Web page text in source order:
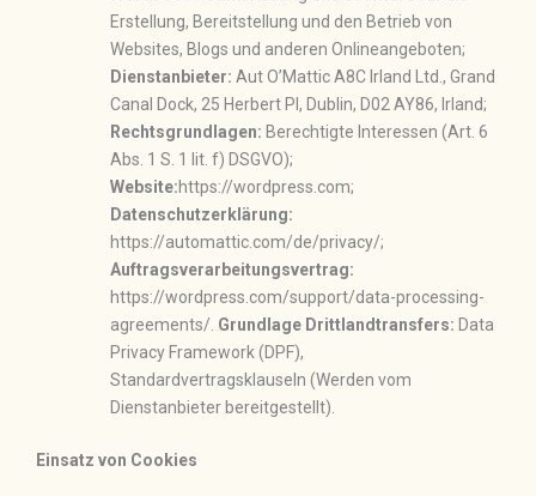
Erstellung, Bereitstellung und den Betrieb von
Websites, Blogs und anderen Onlineangeboten;
Dienstanbieter: Aut O’Mattic A8C Irland Ltd., Grand
Canal Dock, 25 Herbert Pl, Dublin, D02 AY86, Irland;
Rechtsgrundlagen: Berechtigte Interessen (Art. 6
Abs. 1 S. 1 lit. f) DSGVO);
Website:https://wordpress.com;
Datenschutzerklärung:
https://automattic.com/de/privacy/;
Auftragsverarbeitungsvertrag:
https://wordpress.com/support/data-processing-
agreements/. Grundlage Drittlandtransfers: Data
Privacy Framework (DPF),
Standardvertragsklauseln (Werden vom
Dienstanbieter bereitgestellt).
Einsatz von Cookies